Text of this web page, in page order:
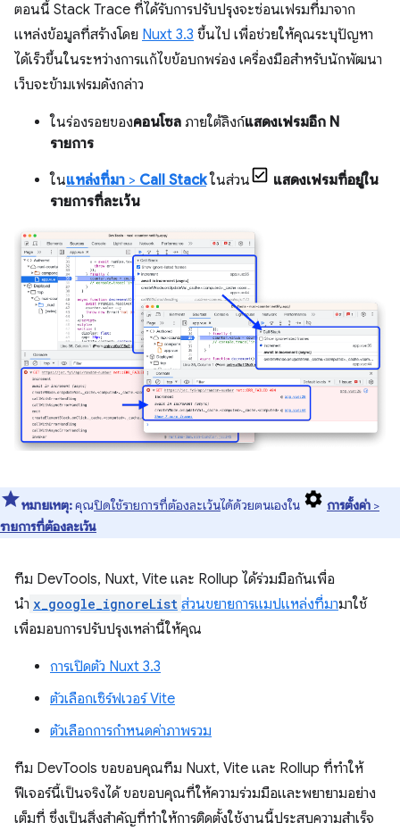
ตอนนี้ Stack Trace ที่ได้รับการปรับปรุงจะซ่อนเฟรมที่มาจาก
แหล่งข้อมูลที่สร้างโดย Nuxt 3.3 ขึ้นไป เพื่อช่วยให้คุณระบุปัญหา
ได้เร็วขึ้นในระหว่างการแก้ไขข้อบกพร่อง เครื่องมือสำหรับนักพัฒนา
เว็บจะข้ามเฟรมดังกล่าว
ในร่องรอยของคอนโซล ภายใต้ลิงก์แสดงเฟรมอีก N
รายการ
ในแหล่งที่มา > Call Stackในส่วน
แสดงเฟรมที่อยู่ใน
รายการที่ละเว้น
หมายเหตุ:คุณปิดใช้รายการที่ต้องละเว้นได้ด้วยตนเองใน การตั้งค่า >
รายการที่ต้องละเว้น
ทีม DevTools, Nuxt, Vite และ Rollup ได้ร่วมมือกันเพื่อ
นำ x_google_ignoreList ส่วนขยายการแมปแหล่งที่มามาใช้
เพื่อมอบการปรับปรุงเหล่านี้ให้คุณ
การเปิดตัว Nuxt 3.3
ตัวเลือกเซิร์ฟเวอร์ Vite
ตัวเลือกการกำหนดค่าภาพรวม
ทีม DevTools ขอขอบคุณทีม Nuxt, Vite และ Rollup ที่ทำให้
ฟีเจอร์นี้เป็นจริงได้ ขอขอบคุณที่ให้ความร่วมมือและพยายามอย่าง
เต็มที่ ซึ่งเป็นสิ่งสำคัญที่ทำให้การติดตั้งใช้งานนี้ประสบความสำเร็จ